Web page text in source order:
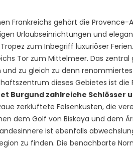
Frankreichs gehört die Provence-
Urlaubseinrichtungen und
zum Inbegriff luxuriöser
Tor zum Mittelmeer. Das
und zu gleich zu denn
dieses Gebietes ist
Burgund zahlreiche Schlösser
zerklüftete Felsenküsten, die
dem Golf von Biskaya und dem
ist ebenfalls
zu finden. Die benachbarte